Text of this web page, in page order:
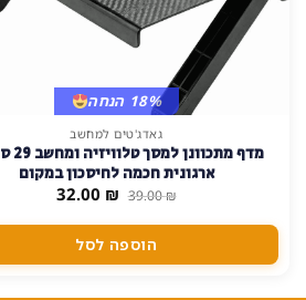
18% הנחה
גאדג'טים למחשב
מדף
ארגונית חכמה לחיסכון במקום
39.00₪ המחיר
היה:
39.00 ₪.
32.00 ₪ המחיר
הוא:
הוספה לסל